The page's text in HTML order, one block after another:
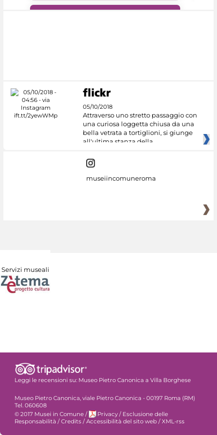
05/10/2018
Attraverso uno stretto passaggio con
una curiosa loggetta chiusa da una
bella vetrata a tortiglioni, si giunge
all'ultima stanza della
museiincomuneroma
Servizi museali
Leggi le recensioni su: Museo Pietro Canonica a Villa Borghese
Museo Pietro Canonica, viale Pietro Canonica - 00197 Roma (RM)
Tel. 060608
© 2017 Musei in Comune / Privacy / Esclusione delle
Responsabilità / Credits / Accessibilità del sito web / XML-rss